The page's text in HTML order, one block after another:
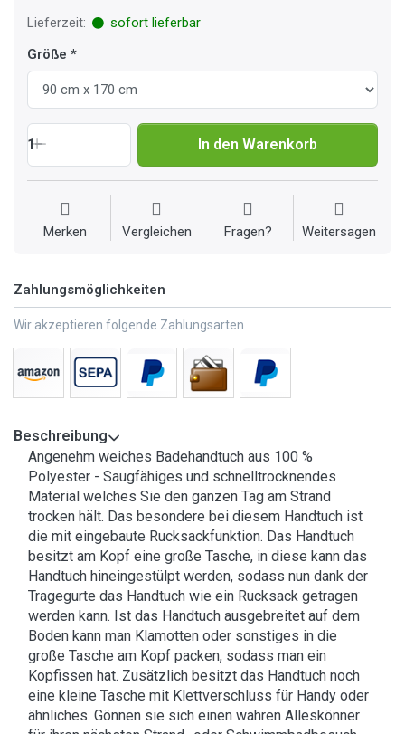
Lieferzeit:
sofort lieferbar
Größe
1 In den Warenkorb
Merken Vergleichen Fragen? Weitersagen
Zahlungsmöglichkeiten
Wir akzeptieren folgende Zahlungsarten
Beschreibung
Angenehm weiches Badehandtuch aus 100 %
Polyester - Saugfähiges und schnelltrocknendes
Material welches Sie den ganzen Tag am Strand
trocken hält. Das besondere bei diesem Handtuch ist
die mit eingebaute Rucksackfunktion. Das Handtuch
besitzt am Kopf eine große Tasche, in diese kann das
Handtuch hineingestülpt werden, sodass nun dank der
Tragegurte das Handtuch wie ein Rucksack getragen
werden kann. Ist das Handtuch ausgebreitet auf dem
Boden kann man Klamotten oder sonstiges in die
große Tasche am Kopf packen, sodass man ein
Kopfissen hat. Zusätzlich besitzt das Handtuch noch
eine kleine Tasche mit Klettverschluss für Handy oder
ähnliches. Gönnen sie sich einen wahren Alleskönner